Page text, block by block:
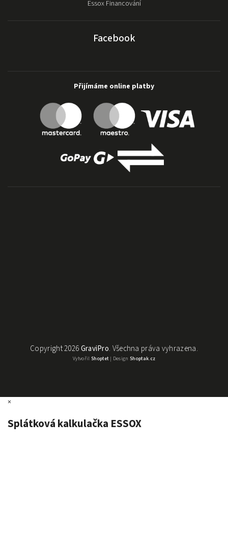
Essox Financování
Facebook
Přijímáme online platby
Copyright 2026GraviPro. Všechna práva vyhrazena.
Vytvořil Shoptet| Design Shoptak.cz
×
Splátková kalkulačka ESSOX